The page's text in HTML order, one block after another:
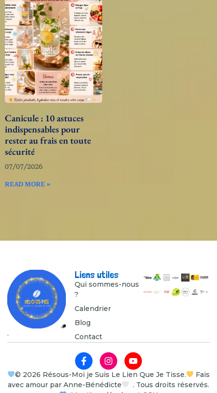
Canicule : 10 astuces
indispensables pour
rester au frais en toute
sécurité
07/07/2026
READ MORE »
.
Liens utiles
Qui sommes-nous
?
Calendrier
Blog
Contact
© 2026 Résous-Moi je Suis Le Lien Que Je Tisse.
Fais
avec amour par Anne-Bénédicte
. Tous droits réservés.